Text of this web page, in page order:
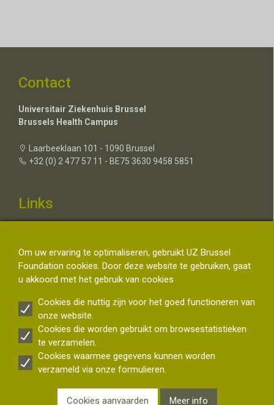
Om uw ervaring te optimaliseren, gebruikt UZ Brussel
Foundation cookies. Door deze website te gebruiken, gaat
u akkoord met het gebruik van cookies
Cookies die nuttig zijn voor het goed functioneren van
onze website.
Cookies die worden gebruikt om browsestatistieken
te verzamelen.
Cookies waarmee gegevens kunnen worden
verzameld via onze formulieren.
Cookies aanvaarden Meer info
Contact
Universitair Ziekenhuis Brussel
Brussels Health Campus
Laarbeeklaan 101 - 1090 Brussel
+32 (0) 2 477 57 11 - BE75 3630 9458 5851
Links
FAQ Fiscaal Attest
Disclaimer
Privacyverklaring schenkers UZ Brussel - Bescherming van
persoonsgegevens van schenkers
Volg ons